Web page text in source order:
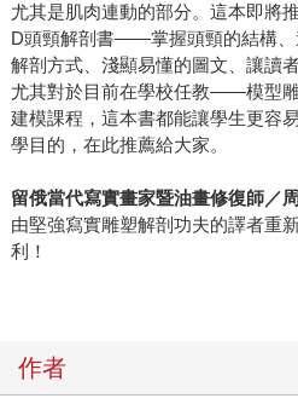
尤其是肌肉連動的部分。這本即將
D頭頸解剖書——掌握頭頸的結構、
解剖方式、淺顯易懂的圖文、讓讀
尤其對於目前在學校任教——模型
建模課程，這本書都能讓學生更容
學目的，在此推薦給大家。
留俄當代寫實畫家暨油畫修復師
由堅強寫實雕塑解剖功夫的譯者重
利！
作者